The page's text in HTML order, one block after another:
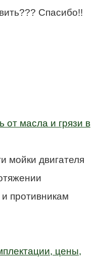
Спасибо!!
от масла и грязи в
мойки двигателя
противникам
цены,